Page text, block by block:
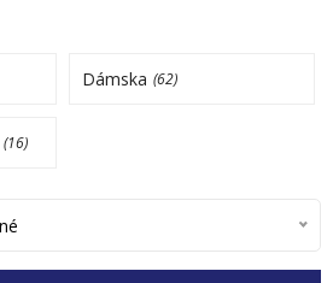
Dámska (62)
(16)